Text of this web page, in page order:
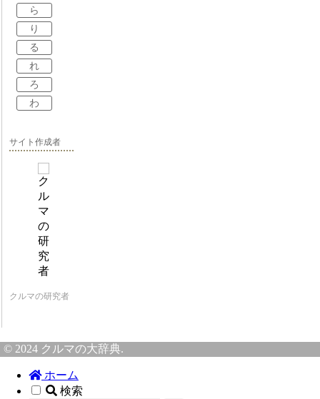
ら
り
る
れ
ろ
わ
サイト作成者
クルマの研究者
© 2024 クルマの大辞典.
ホーム
検索